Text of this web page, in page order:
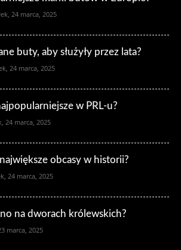
24 marca, 2025
buty, aby służyły przez lata?
24 marca, 2025
w PRL-u?
24 marca, 2025
obcasy w historii?
24 marca, 2025
na dworach królewskich?
marca, 2025